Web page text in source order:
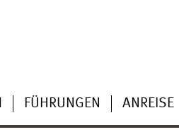
FÜHRUNGEN ANREISE